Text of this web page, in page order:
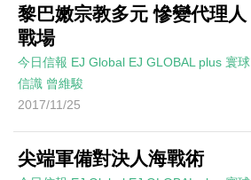
黎巴嫩宗教多元 慘變代理人
戰場
今日信報 EJ Global EJ GLOBAL plus 寰球
信識 曾維駿
2017/11/25
尖端軍備對決人海戰術